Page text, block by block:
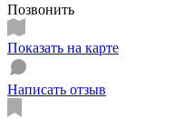
Позвонить
Показать на карте
Написать отзыв